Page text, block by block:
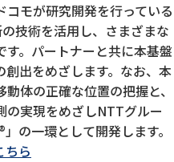
モが研究開発を行っている
技術を活用し、さまざまな
。パートナーと共に本基盤
出をめざします。なお、本
体の正確な位置の把握と、
の実現をめざしNTTグルー
の一環として開発します。
ちら